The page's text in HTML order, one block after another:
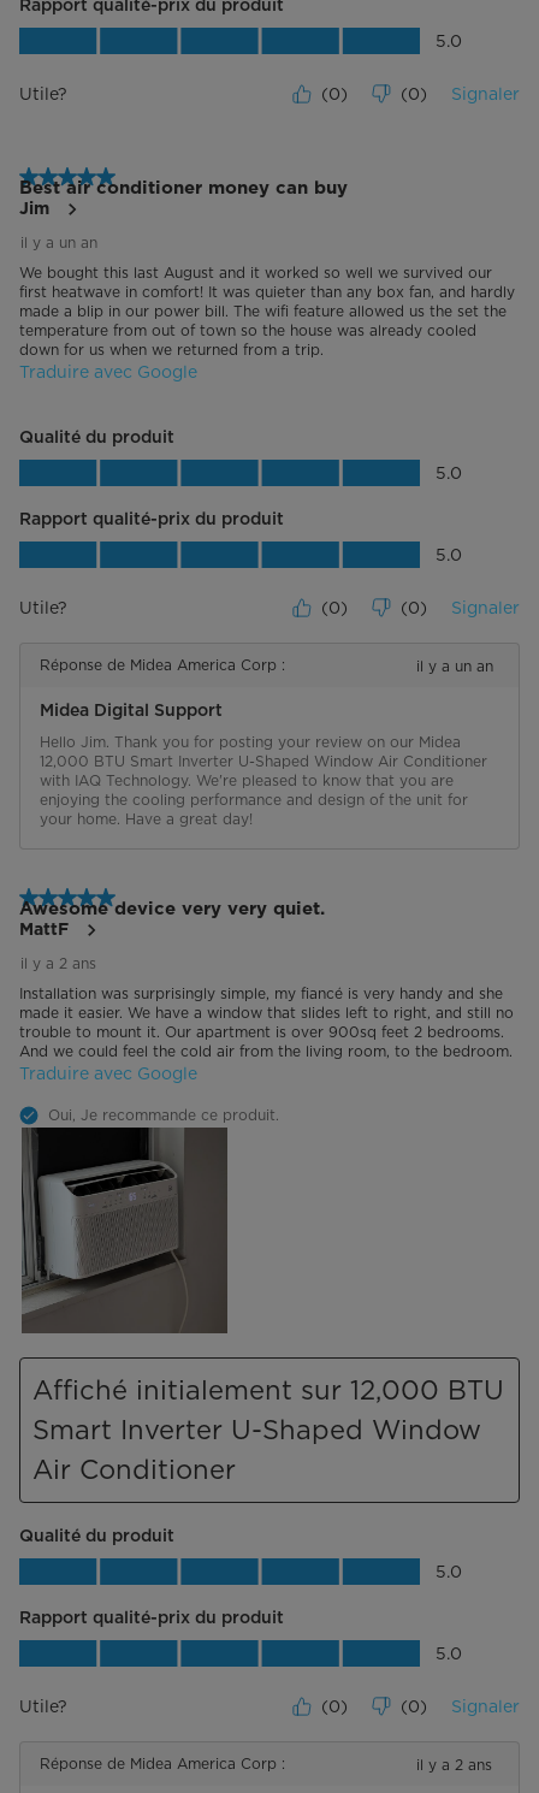
Rapport qualité-prix du produit
Rapport qualité-prix du produit, 5.0
5.0
Utile? (0) (0) Signaler
5 étoile(s) sur 5.
Best air conditioner money can buy
Jim
il y a un an
We bought this last August and it worked so well we survived our
first heatwave in comfort! It was quieter than any box fan, and hardly
made a blip in our power bill. The wifi feature allowed us the set the
temperature from out of town so the house was already cooled
down for us when we returned from a trip.
Traduire avec Google
Qualité du produit
Qualité du produit, 5.0 sur 5 5.0
Rapport qualité-prix du produit
Rapport qualité-prix du produit, 5.0
5.0
Utile? (0) (0) Signaler
Réponse de Midea America Corp : il y a un an
Midea Digital Support
Hello Jim. Thank you for posting your review on our Midea
12,000 BTU Smart Inverter U-Shaped Window Air Conditioner
with IAQ Technology. We're pleased to know that you are
enjoying the cooling performance and design of the unit for
your home. Have a great day!
5 étoile(s) sur 5.
Awesome device very very quiet.
MattF
il y a 2 ans
Installation was surprisingly simple, my fiancé is very handy and she
made it easier. We have a window that slides left to right, and still no
trouble to mount it. Our apartment is over 900sq feet 2 bedrooms.
And we could feel the cold air from the living room, to the bedroom.
Traduire avec Google
Oui, Je recommande ce produit.
Affiché initialement sur 12,000 BTU
Smart Inverter U-Shaped Window
Air Conditioner
Qualité du produit
Qualité du produit, 5.0 sur 5 5.0
Rapport qualité-prix du produit
Rapport qualité-prix du produit, 5.0
5.0
Utile? (0) (0) Signaler
Réponse de Midea America Corp : il y a 2 ans